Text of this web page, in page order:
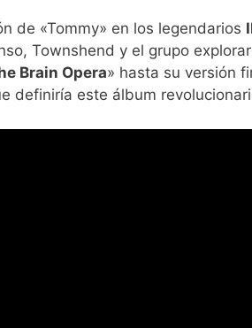
de «Tommy» en los legendarios
Townshend y el grupo
Brain Opera» hasta su versión
definiría este álbum